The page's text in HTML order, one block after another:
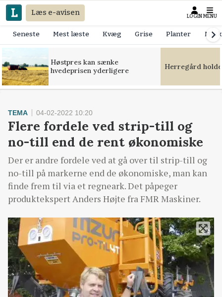
Læs e-avisen LOGIN MENU
Seneste Mest læste Kvæg Grise Planter
Høstpres kan sænke
hvedeprisen yderligere
Herregård
TEMA 04-02-2022 10:20
Flere fordele ved strip-till og
no-till end de rent økonomiske
Der er andre fordele ved at gå over til strip-till og
no-till på markerne end de økonomiske, man kan
finde frem til via et regneark. Det påpeger
produktekspert Anders Højte fra FMR Maskiner.